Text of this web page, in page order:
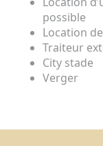
possible
Location
Traiteur
City stade
Verger